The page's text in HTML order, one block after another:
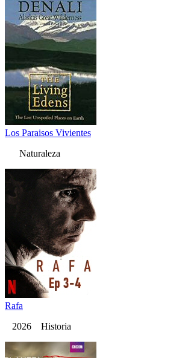
Los Paraisos Vivientes
Naturaleza
Rafa
2026 Historia